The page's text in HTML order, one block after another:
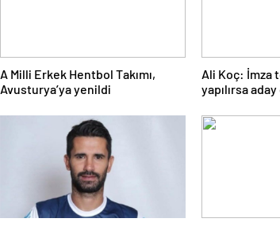
A Milli Erkek Hentbol Takımı,
Avusturya’ya yenildi
Ali Koç: İmza
yapılırsa